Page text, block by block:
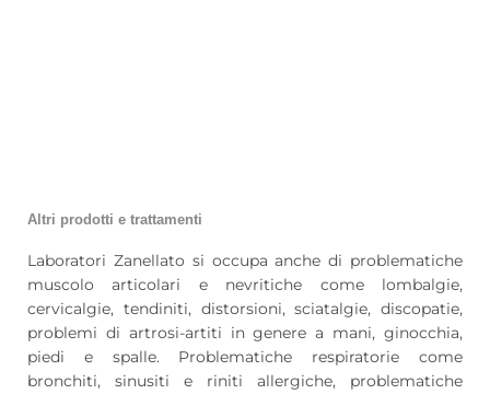
Altri prodotti e trattamenti
Laboratori Zanellato si occupa anche di problematiche
muscolo articolari e nevritiche come lombalgie,
cervicalgie, tendiniti, distorsioni, sciatalgie, discopatie,
problemi di artrosi-artiti in genere a mani, ginocchia,
piedi e spalle. Problematiche respiratorie come
bronchiti, sinusiti e riniti allergiche, problematiche